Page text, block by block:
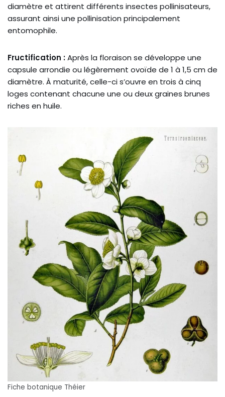
diamètre et attirent différents insectes pollinisateurs,
assurant ainsi une pollinisation principalement
entomophile.
Fructification :Après la floraison se développe une
capsule arrondie ou légèrement ovoïde de 1 à 1,5 cm de
diamètre. À maturité, celle-ci s’ouvre en trois à cinq
loges contenant chacune une ou deux graines brunes
riches en huile.
Fiche botanique Théier